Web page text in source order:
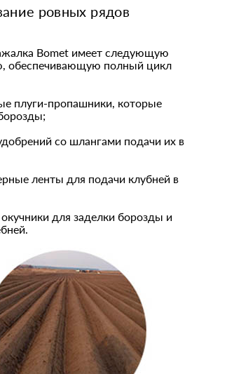
ровных рядов
Bomet имеет следующую
обеспечивающую полный цикл
плуги-пропашники, которые
со шлангами подачи их в
ленты для подачи клубней в
для заделки борозды и